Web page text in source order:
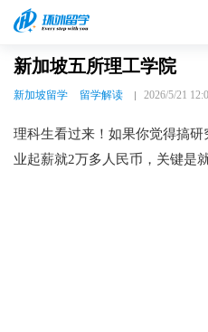
新加坡五所理工学院
新加坡留学 留学解读 2026/5/21
理科生看过来！如果你觉得搞
业起薪就2万多人民币，关键是